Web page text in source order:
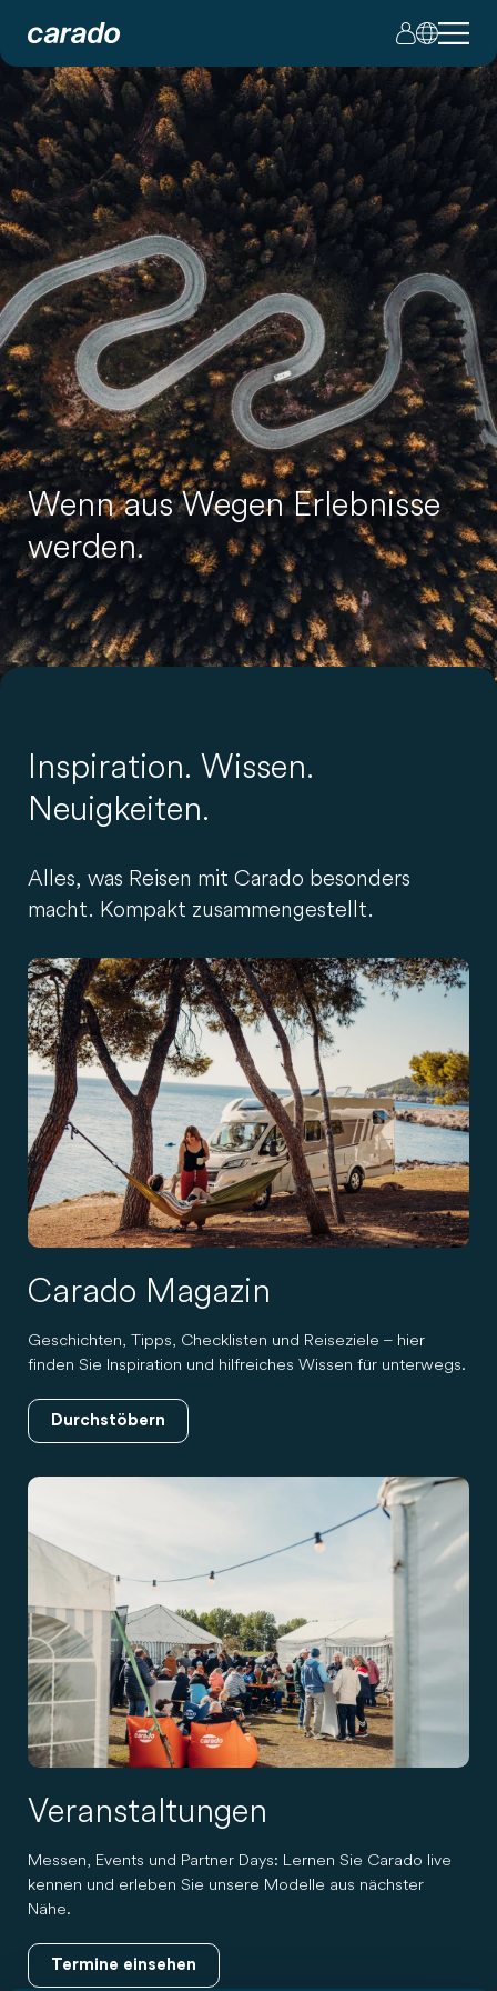
Wenn aus Wegen Erlebnisse
werden.
Inspiration. Wissen.
Neuigkeiten.
Alles, was Reisen mit Carado besonders
macht. Kompakt zusammengestellt.
Carado Magazin
Geschichten, Tipps, Checklisten und Reiseziele – hier
finden Sie Inspiration und hilfreiches Wissen für unterwegs.
Durchstöbern
Veranstaltungen
Messen, Events und Partner Days: Lernen Sie Carado live
kennen und erleben Sie unsere Modelle aus nächster
Nähe.
Termine einsehen